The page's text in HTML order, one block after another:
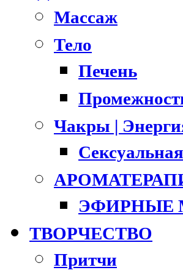
Массаж
Тело
Печень
Чакры |
ЭФИРНЫЕ
ТВОРЧЕСТВО
Притчи